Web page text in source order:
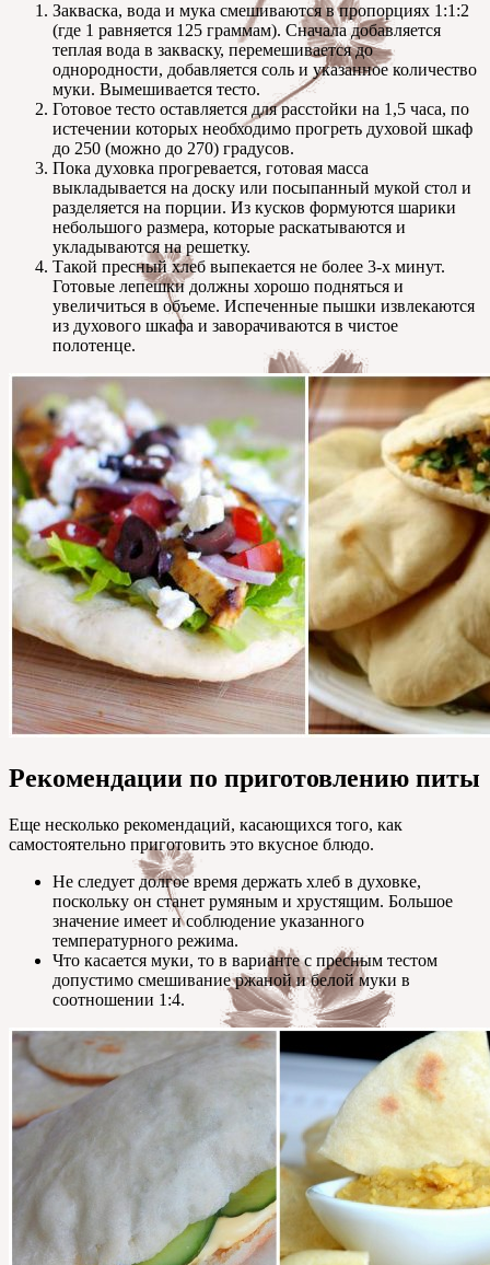
Закваска, вода и мука смешиваются в пропорциях 1:1:2
(где 1 равняется 125 граммам). Сначала добавляется
теплая вода в закваску, перемешивается до
однородности, добавляется соль и указанное количество
муки. Вымешивается тесто.
Готовое тесто оставляется для расстойки на 1,5 часа, по
истечении которых необходимо прогреть духовой шкаф
до 250 (можно до 270) градусов.
Пока духовка прогревается, готовая масса
выкладывается на доску или посыпанный мукой стол и
разделяется на порции. Из кусков формуются шарики
небольшого размера, которые раскатываются и
укладываются на решетку.
Такой пресный хлеб выпекается не более 3-х минут.
Готовые лепешки должны хорошо подняться и
увеличиться в объеме. Испеченные пышки извлекаются
из духового шкафа и заворачиваются в чистое
полотенце.
Рекомендации по приготовлению питы
Еще несколько рекомендаций, касающихся того, как
самостоятельно приготовить это вкусное блюдо.
Не следует долгое время держать хлеб в духовке,
поскольку он станет румяным и хрустящим. Большое
значение имеет и соблюдение указанного
температурного режима.
Что касается муки, то в варианте с пресным тестом
допустимо смешивание ржаной и белой муки в
соотношении 1:4.